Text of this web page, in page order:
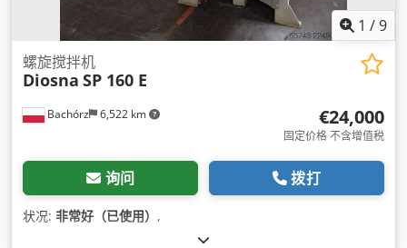
1 /9
Bachórz 6,522 km
螺旋搅拌机
Diosna SP 160 E
€24,000
固定价格 不含增值税
询问 拨打
状况: 非常好（已使用） ,